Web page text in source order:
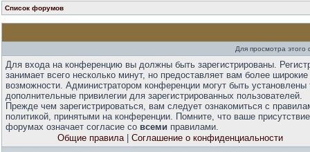
Список форумов
Для просмотра
Для входа на конференцию вы должны быть зарегистрированы.
занимает всего несколько минут, но предоставляет вам более широкие
возможности. Администратором конференции могут быть установлены
дополнительные привилегии для зарегистрированных пользователей.
Прежде чем зарегистрироваться, вам следует ознакомиться с
политикой, принятыми на конференции. Помните, что ваше
форумах означает согласие со всеми правилами.
Общие правила| Соглашение о конфиденциальности